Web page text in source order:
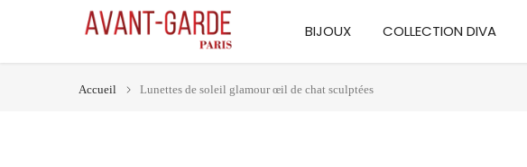
contenu
BIJOUX COLLECTION DIVA
Accueil Lunettes de soleil glamour œil de chat sculptées